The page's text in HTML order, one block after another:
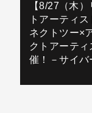
【8/27（木
トアーティ
ネクトツー×
クトアーテ
催！－サイバ